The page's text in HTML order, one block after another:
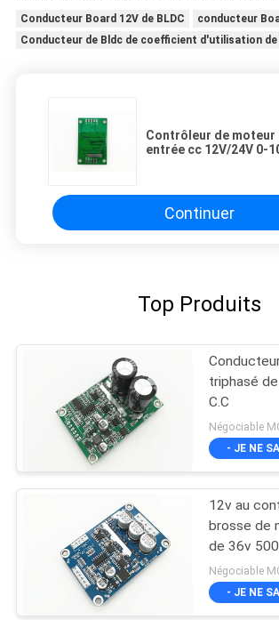
Conducteur Board 12V de BLDC
conducteur
Conducteur de Bldc de coefficient d'utilisation de
Contrôleur de moteur
entrée cc 12V/24V 0-
Continuer
Top Produits
triphasé
C.C
Négociable
- JE NE
12v au
brosse de
de 36v
Négociable
- JE NE